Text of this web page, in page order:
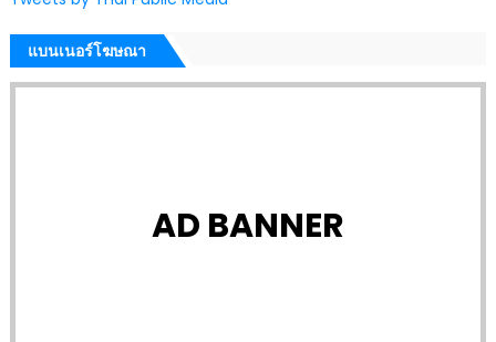
แบนเนอร์โฆษณา
AD BANNER